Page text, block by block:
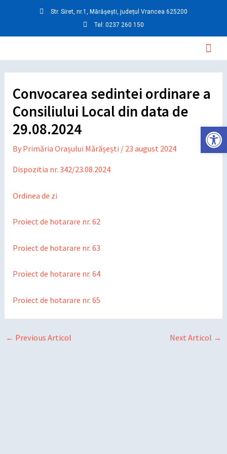
Str. Siret, nr.1, Mărășești, județul Vrancea 625200
Tel: 0237 260 150
Main
Convocarea sedintei ordinare a
Consiliului Local din data de
29.08.2024
By Primăria Orașului Mărășești / 23 august 2024
Dispozitia nr. 342/23.08.2024
Ordinea de zi
Proiect de hotarare nr. 62
Proiect de hotarare nr. 63
Proiect de hotarare nr. 64
Proiect de hotarare nr. 65
← Previous Articol Next Articol →
Deschide